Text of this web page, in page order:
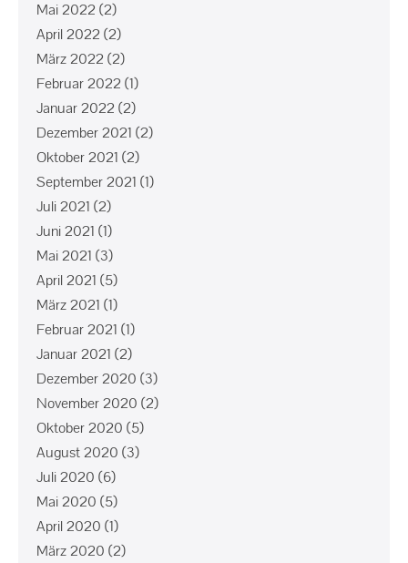
Mai 2022 (2)
April 2022 (2)
März 2022 (2)
Februar 2022 (1)
Januar 2022 (2)
Dezember 2021 (2)
Oktober 2021 (2)
September 2021 (1)
Juli 2021 (2)
Juni 2021 (1)
Mai 2021 (3)
April 2021 (5)
März 2021 (1)
Februar 2021 (1)
Januar 2021 (2)
Dezember 2020 (3)
November 2020 (2)
Oktober 2020 (5)
August 2020 (3)
Juli 2020 (6)
Mai 2020 (5)
April 2020 (1)
März 2020 (2)